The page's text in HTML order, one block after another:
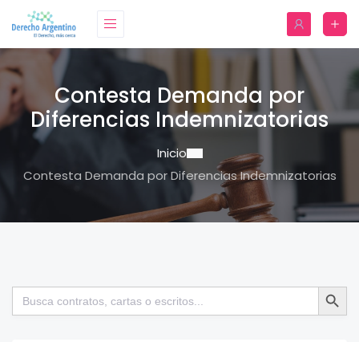
Contesta Demanda por
Diferencias Indemnizatorias
Inicio
Contesta Demanda por Diferencias Indemnizatorias
Buscar: Botón de